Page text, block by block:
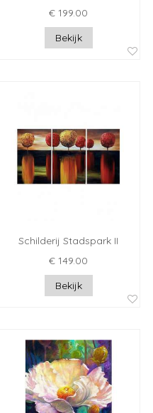
€ 199.00
Bekijk
Schilderij Stadspark II
€ 149.00
Bekijk